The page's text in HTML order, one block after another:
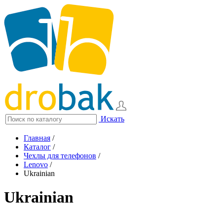
Искать
Главная /
Каталог /
Чехлы для телефонов /
Lenovo /
Ukrainian
Ukrainian